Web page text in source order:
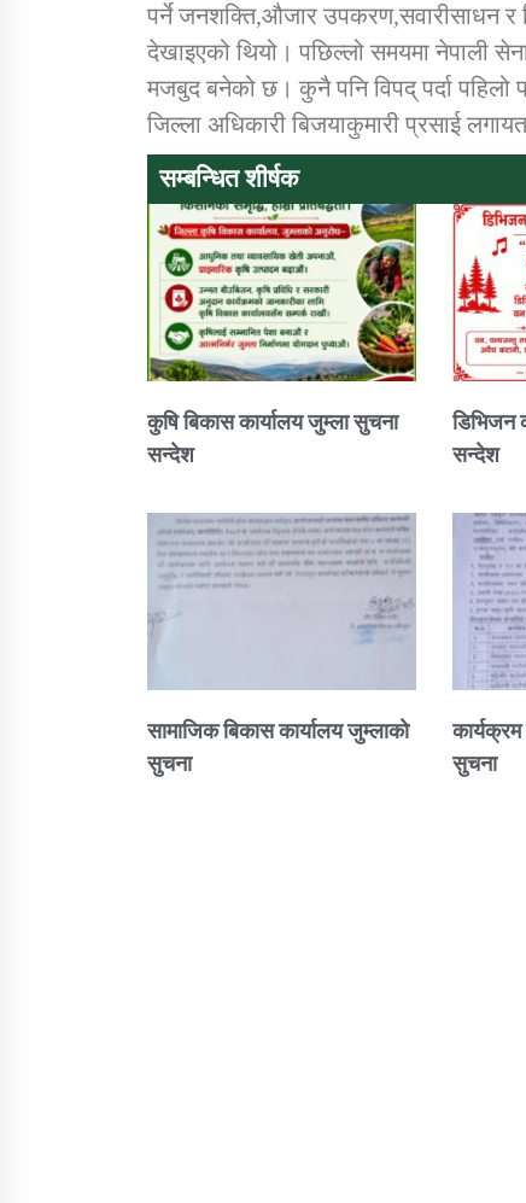
पर्ने जनशक्ति,औजार उपकरण,सवारीसाधन र
देखाइएको थियो। पछिल्लो समयमा नेपाली
मजबुद बनेको छ। कुनै पनि विपद् पर्दा पहिलो
जिल्ला अधिकारी बिजयाकुमारी प्रसाई
सम्बन्धित शीर्षक
कुषि बिकास कार्यालय जुम्ला सुचना
सन्देश
डिभिजन
सन्देश
सामाजिक बिकास कार्यालय जुम्लाकाे
सुचना
कार्यक्रम
सुचना